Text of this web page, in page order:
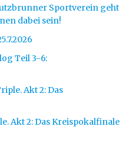
Sportverein geht
dabei sein!
Teil 3-6:
Akt 2: Das
Akt 2: Das Kreispokalfinale